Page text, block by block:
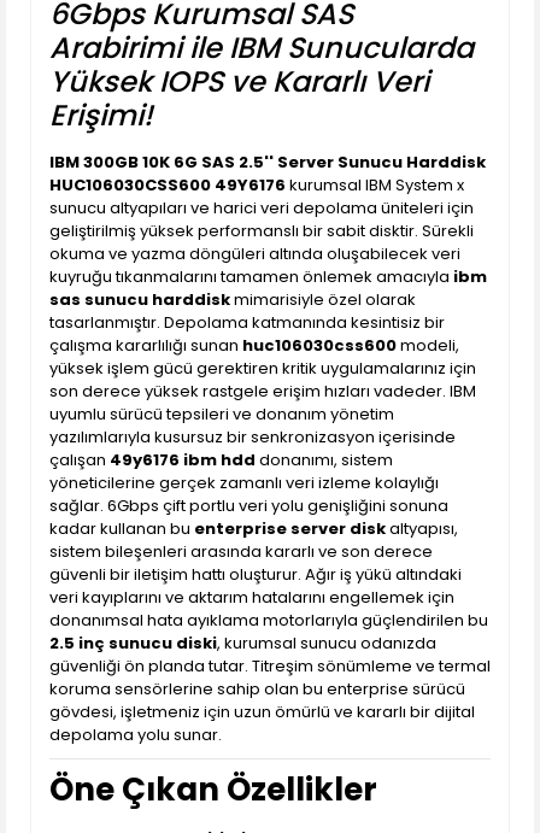
6Gbps Kurumsal SAS
Arabirimi ile IBM Sunucularda
Yüksek IOPS ve Kararlı Veri
Erişimi!
IBM 300GB 10K 6G SAS 2.5'' Server Sunucu Harddisk
HUC106030CSS600 49Y6176 kurumsal IBM System x
sunucu altyapıları ve harici veri depolama üniteleri için
geliştirilmiş yüksek performanslı bir sabit disktir. Sürekli
okuma ve yazma döngüleri altında oluşabilecek veri
kuyruğu tıkanmalarını tamamen önlemek amacıyla ibm
sas sunucu harddiskmimarisiyle özel olarak
tasarlanmıştır. Depolama katmanında kesintisiz bir
çalışma kararlılığı sunan huc106030css600modeli,
yüksek işlem gücü gerektiren kritik uygulamalarınız için
son derece yüksek rastgele erişim hızları vadeder. IBM
uyumlu sürücü tepsileri ve donanım yönetim
yazılımlarıyla kusursuz bir senkronizasyon içerisinde
çalışan 49y6176 ibm hdd donanımı, sistem
yöneticilerine gerçek zamanlı veri izleme kolaylığı
sağlar. 6Gbps çift portlu veri yolu genişliğini sonuna
kadar kullanan bu enterprise server diskaltyapısı,
sistem bileşenleri arasında kararlı ve son derece
güvenli bir iletişim hattı oluşturur. Ağır iş yükü altındaki
veri kayıplarını ve aktarım hatalarını engellemek için
donanımsal hata ayıklama motorlarıyla güçlendirilen bu
2.5 inç sunucu diski, kurumsal sunucu odanızda
güvenliği ön planda tutar. Titreşim sönümleme ve termal
koruma sensörlerine sahip olan bu enterprise sürücü
gövdesi, işletmeniz için uzun ömürlü ve kararlı bir dijital
depolama yolu sunar.
Öne Çıkan Özellikler